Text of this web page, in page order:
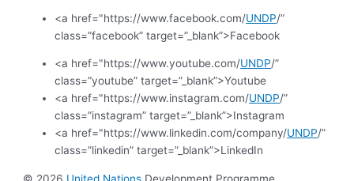
<a href="https://www.facebook.com/UNDP/”
class=”facebook” target=”_blank”>Facebook
<a href="https://www.youtube.com/UNDP/”
class=”youtube” target=”_blank”>Youtube
<a href="https://www.instagram.com/UNDP/”
class=”instagram” target=”_blank”>Instagram
<a href="https://www.linkedin.com/company/UNDP/”
class=”linkedin” target=”_blank”>LinkedIn